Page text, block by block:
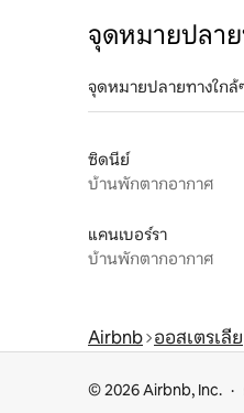
จุดหมายปลา
จุดหมายปลายทางใกล้
ซิดนีย์
บ้านพักตากอากาศ
แคนเบอร์รา
บ้านพักตากอากาศ
Airbnb ออสเตรเลีย
© 2026 Airbnb, Inc.